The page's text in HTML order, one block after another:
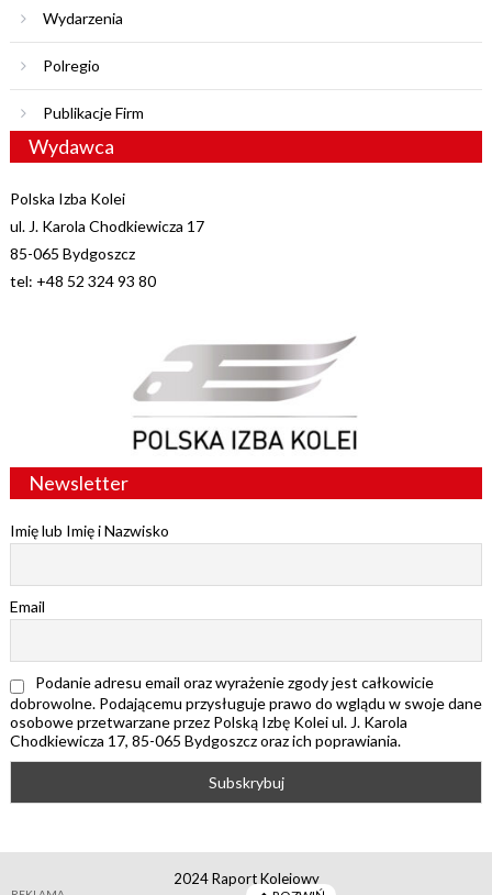
Wydarzenia
Polregio
Publikacje Firm
Wydawca
Polska Izba Kolei
ul. J. Karola Chodkiewicza 17
85-065 Bydgoszcz
tel: +48 52 324 93 80
Newsletter
Imię lub Imię i Nazwisko
Email
Podanie adresu email oraz wyrażenie zgody jest całkowicie
dobrowolne. Podającemu przysługuje prawo do wglądu w swoje dane
osobowe przetwarzane przez Polską Izbę Kolei ul. J. Karola
Chodkiewicza 17, 85-065 Bydgoszcz oraz ich poprawiania.
2024 Raport Kolejowy